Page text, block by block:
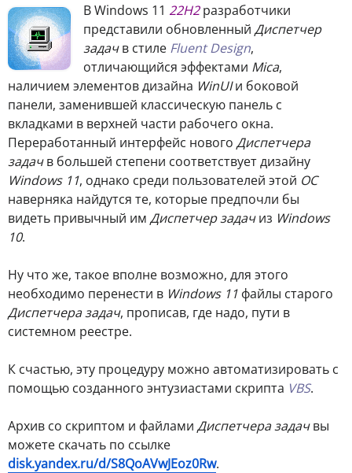
В Windows 11 22H2разработчики
представили обновленный Диспетчер
задачв стиле Fluent Design,
отличающийся эффектами Mica,
наличием элементов дизайна WinUIи боковой
панели, заменившей классическую панель с
вкладками в верхней части рабочего окна.
Переработанный интерфейс нового Диспетчера
задачв большей степени соответствует дизайну
Windows 11, однако среди пользователей этой ОС
наверняка найдутся те, которые предпочли бы
видеть привычный им Диспетчер задачиз Windows
10.
Ну что же, такое вполне возможно, для этого
необходимо перенести в Windows 11 файлы старого
Диспетчера задач, прописав, где надо, пути в
системном реестре.
К счастью, эту процедуру можно автоматизировать с
помощью созданного энтузиастами скрипта VBS.
Архив со скриптом и файлами Диспетчера задачвы
можете скачать по ссылке
disk.yandex.ru/d/S8QoAVwJEoz0Rw.